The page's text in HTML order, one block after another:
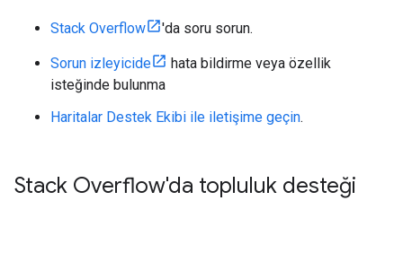
Stack Overflow 'da soru sorun.
Sorun izleyicide
hata bildirme veya özellik
isteğinde bulunma
Haritalar Destek Ekibi ile iletişime geçin.
Stack Overflow'da topluluk desteği